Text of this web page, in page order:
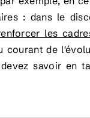
: dans le
les
courant de
savoir en